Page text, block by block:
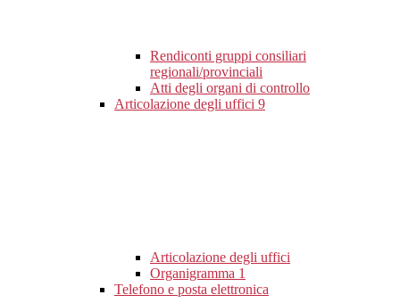
Rendiconti gruppi consiliari
regionali/provinciali
Atti degli organi di controllo
Articolazione degli uffici 9
Articolazione degli uffici
Organigramma 1
Telefono e posta elettronica